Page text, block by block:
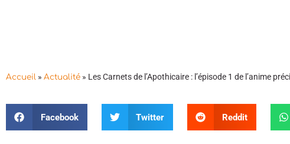
Accueil » Actualité » Les Carnets de l’Apothicaire : l’épisode 1 de l’anime
Facebook Twitter Reddit